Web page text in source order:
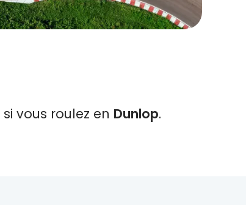
si vous roulez en Dunlop.